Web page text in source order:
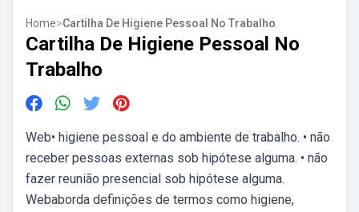
Home>Cartilha De Higiene Pessoal No Trabalho
Cartilha De Higiene Pessoal No
Trabalho
Web• higiene pessoal e do ambiente de trabalho. • não
receber pessoas externas sob hipótese alguma. • não
fazer reunião presencial sob hipótese alguma.
Webaborda definições de termos como higiene,